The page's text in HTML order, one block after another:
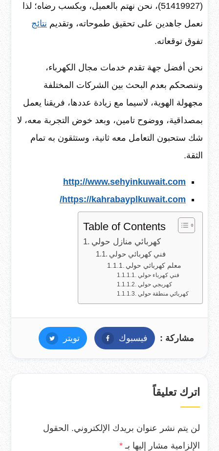
(51419927)، نحن نهتم بالعميل، وبكسب رضاه؛ لذا
نعمل جاهدين على تحقيق طموحاته، وتقديم نتائج
تفوق توقعاته.
نحن أفضل جهة تقدم خدمات مجال الكهرباء،
وننصحكم بعدم البحث بين الشركات المختلفة
مجهولة الهوية، لاسيما مع زيادة عددها، فريقنا يعمل
بمصداقية، ووضوح تامين، وبعد خوض التجربة معه، لا
شك ستحبون التعامل معه ثانية، وستثقون به تمام
الثقة.
http://www.sehyinkuwait.com
https://kahrabayplkuwait.com/
Table of Contents
كهربائي منازل حولي
فني كهربائي حولي
معلم كهربائي حولي
فني كهرباء حولي
كهربجي حولي
كهربائي منطقة حولي
مشاركة : فيسبوك فيسبوكتويتر تويتر
اترك تعليقاً
لن يتم نشر عنوان بريدك الإلكتروني. الحقول
الإلزامية مشار إليها بـ *